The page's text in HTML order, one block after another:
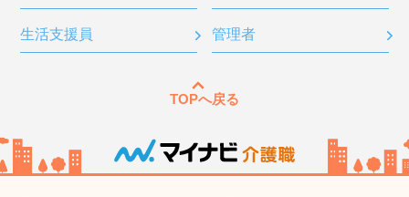
生活支援員 管理者
TOPへ戻る